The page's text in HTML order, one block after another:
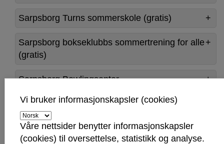
Sarpsborg Turns sommerskole (gratis)
Sarpsborg bokseklubbs sommertrening for alle
(gratis)
Sarpsborg Bowlingsenter
SFK Future Academy
Sjøkamp
Vi bruker informasjonskapsler (cookies)
Våre nettsider benytter informasjonskapsler
(cookies) til oversettelse, statistikk og analyse.